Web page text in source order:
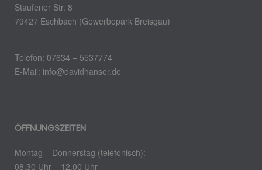
Staufener Str. 8
79427 Eschbach (Gewerbepark Breisgau)
Telefon: 07634 – 5537774
E-Mail: info@davidhanser.de
ÖFFNUNGSZEITEN
Montag – Donnerstag (telefonisch):
08.30 Uhr – 12.00 Uhr